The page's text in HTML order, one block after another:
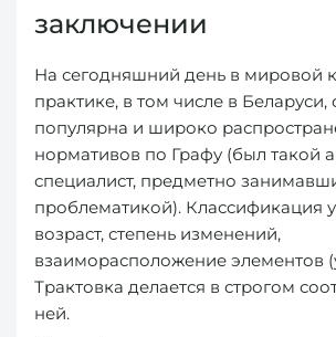
заключении
На сегодняшний день в мировой
практике, в том числе в Беларуси,
популярна и широко
нормативов по Графу (был такой
специалист, предметно
проблематикой). Классификация
возраст, степень изменений,
взаиморасположение элементов
Трактовка делается в строгом
ней.